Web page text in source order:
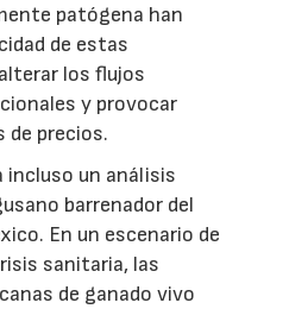
patógena han
de estas
los flujos
y provocar
precios.
incluso un análisis
barrenador del
En un escenario de
sanitaria, las
de ganado vivo